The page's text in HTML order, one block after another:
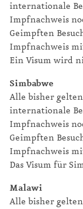
internationale
Impfnachweis
Geimpften
Impfnachweis
Ein Visum wird
Simbabwe
Alle bisher
internationale
Impfnachweis
Geimpften
Impfnachweis
Das Visum für
Malawi
Alle bisher